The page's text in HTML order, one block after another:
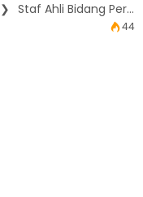
Staf Ahli Bidang Perekonomian, Menghadiri kegiatan Perdana Jilid II Festival Anak Islami di Mesjid Baitu Rahman
44